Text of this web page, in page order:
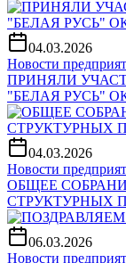
04.03.2026
Новости
ПРИНЯЛИ
"БЕЛАЯ РУСЬ"
04.03.2026
Новости
ОБЩЕЕ
СТРУКТУРНЫХ
06.03.2026
Новости